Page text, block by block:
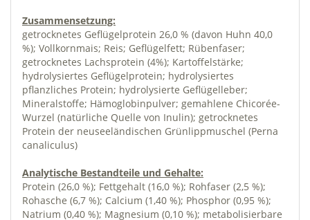
Zusammensetzung:
getrocknetes Geflügelprotein 26,0 % (davon Huhn 40,0
%); Vollkornmais; Reis; Geflügelfett; Rübenfaser;
getrocknetes Lachsprotein (4%); Kartoffelstärke;
hydrolysiertes Geflügelprotein; hydrolysiertes
pflanzliches Protein; hydrolysierte Geflügelleber;
Mineralstoffe; Hämoglobinpulver; gemahlene Chicorée-
Wurzel (natürliche Quelle von Inulin); getrocknetes
Protein der neuseeländischen Grünlippmuschel (Perna
canaliculus)
Analytische Bestandteile und Gehalte:
Protein (26,0 %); Fettgehalt (16,0 %); Rohfaser (2,5 %);
Rohasche (6,7 %); Calcium (1,40 %); Phosphor (0,95 %);
Natrium (0,40 %); Magnesium (0,10 %); metabolisierbare